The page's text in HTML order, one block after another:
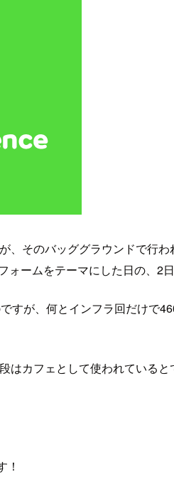
、そのバッググラウンドで行
ームをテーマにした日の、2
が、何とインフラ回だけで
カフェとして使われている
！